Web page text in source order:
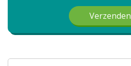
Gelieve dit veld leeg te laten.
Verzenden